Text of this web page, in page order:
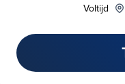
Voltijd